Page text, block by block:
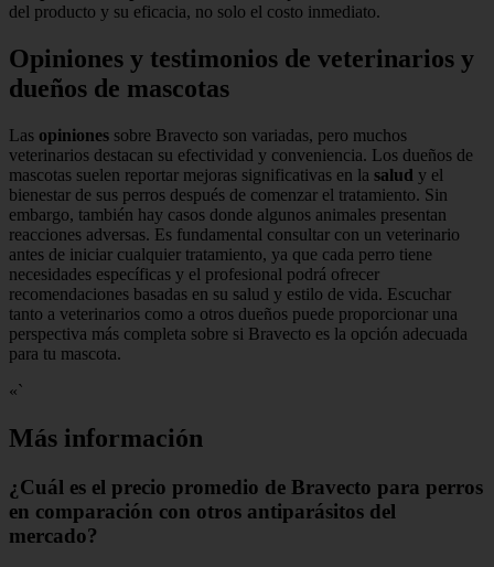
del producto y su eficacia, no solo el costo inmediato.
Opiniones y testimonios de veterinarios y
dueños de mascotas
Las opiniones sobre Bravecto son variadas, pero muchos
veterinarios destacan su efectividad y conveniencia. Los dueños de
mascotas suelen reportar mejoras significativas en la salud y el
bienestar de sus perros después de comenzar el tratamiento. Sin
embargo, también hay casos donde algunos animales presentan
reacciones adversas. Es fundamental consultar con un veterinario
antes de iniciar cualquier tratamiento, ya que cada perro tiene
necesidades específicas y el profesional podrá ofrecer
recomendaciones basadas en su salud y estilo de vida. Escuchar
tanto a veterinarios como a otros dueños puede proporcionar una
perspectiva más completa sobre si Bravecto es la opción adecuada
para tu mascota.
«`
Más información
¿Cuál es el precio promedio de Bravecto para perros
en comparación con otros antiparásitos del
mercado?